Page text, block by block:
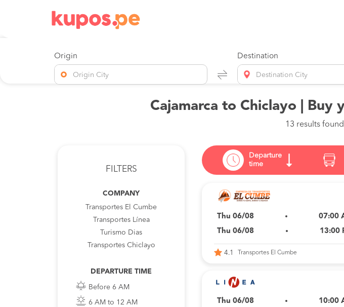
Origin
Origin City
Destination
Destination City
Cajamarca to Chiclayo |
13 results
FILTERS
COMPANY
Transportes El Cumbe
Transportes Línea
Turismo Dias
Transportes Chiclayo
DEPARTURE TIME
Before 6 AM
6 AM to 12 AM
Departure
time
Thu 06/08
07:00
Thu 06/08
13:00
4.1 Transportes El Cumbe
Thu 06/08
10:00